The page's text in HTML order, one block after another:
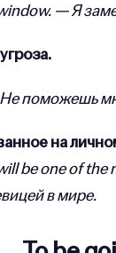
— Я
Не поможешь
на
be one of
в мире.